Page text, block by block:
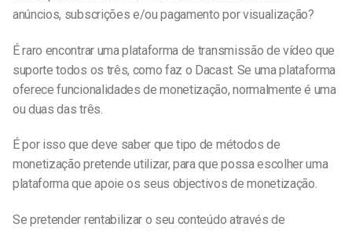
anúncios, subscrições e/ou pagamento por visualização?
É raro encontrar uma plataforma de transmissão de vídeo que
suporte todos os três, como faz o Dacast. Se uma plataforma
oferece funcionalidades de monetização, normalmente é uma
ou duas das três.
É por isso que deve saber que tipo de métodos de
monetização pretende utilizar, para que possa escolher uma
plataforma que apoie os seus objectivos de monetização.
Se pretender rentabilizar o seu conteúdo através de